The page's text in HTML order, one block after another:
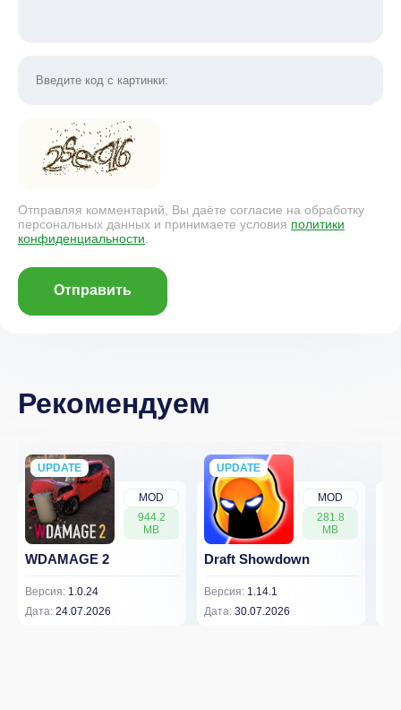
Отправляя комментарий, Вы даёте согласие на обработку
персональных данных и принимаете условия политики
конфиденциальности
Отправить
Рекомендуем
MOD
944.2
MB
UPDATE
NEW
WDAMAGE 2
Версия: 1.0.24
Дата: 24.07.2026
MOD
281.8
MB
UPDATE
NEW
Draft Showdown
Версия: 1.14.1
Дата: 30.07.2026